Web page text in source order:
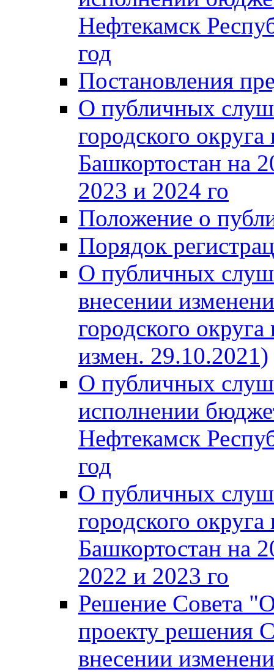
Нефтекамск
год
Постановления
О публичных
городского
Башкортостан на
2023 и 2024 го
Положение о
Порядок
О публичных
внесении
городского
измен. 29.10.2021)
О публичных
исполнении
Нефтекамск
год
О публичных
городского
Башкортостан на
2022 и 2023 го
Решение Совета
проекту решения
внесении